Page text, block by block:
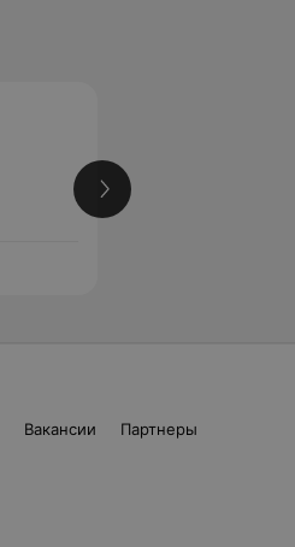
Вакансии
Партнеры